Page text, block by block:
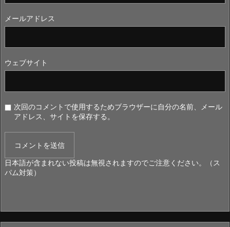
メールアドレス
ウェブサイト
次回のコメントで使用するためブラウザーに自分の名前、メール
アドレス、サイトを保存する。
日本語が含まれない投稿は無視されますのでご注意ください。（ス
パム対策）